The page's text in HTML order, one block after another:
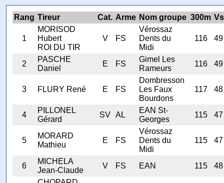
Rang Tireur Cat. Arme Nom groupe 300m
1
MORISOD
Hubert
ROI DU TIR
V FS
Vérossaz
Dents du
Midi
116 49
2
PASCHE
Daniel
E FS
Gimel Les
Rameurs
116 49
3 FLURY René E FS
Dombresson
Les Faux
Bourdons
117 48
4
PILLONEL
Gérard
SV AL
EAN St-
Georges
115 47
5
MORARD
Mathieu
E FS
Vérossaz
Dents du
Midi
115 47
6
MICHELA
Jean-Claude
V FS EAN 115 48